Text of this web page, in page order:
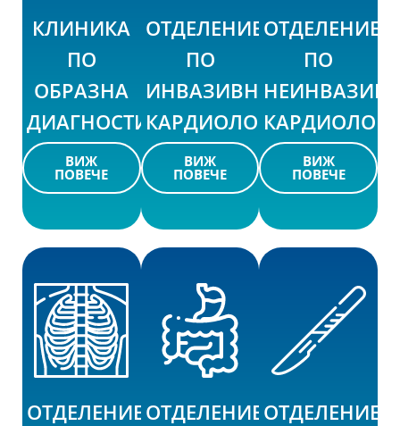
КЛИНИКА
ПО
ОБРАЗНА
ДИАГНОСТИКА
ВИЖ
ПОВЕЧЕ
ОТДЕЛЕНИЕ
ПО
ИНВАЗИВНА
КАРДИОЛОГИЯ
ВИЖ
ПОВЕЧЕ
ОТДЕЛЕНИЕ
ПО
ВИЖ
ПОВЕЧЕ
ОТДЕЛЕНИЕ ОТДЕЛЕНИЕ ОТДЕЛЕНИЕ